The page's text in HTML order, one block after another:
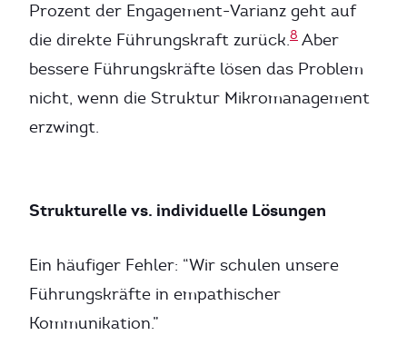
Prozent der Engagement-Varianz geht auf
die direkte Führungskraft zurück.8 Aber
bessere Führungskräfte lösen das Problem
nicht, wenn die Struktur Mikromanagement
erzwingt.
Strukturelle vs. individuelle Lösungen
Ein häufiger Fehler: “Wir schulen unsere
Führungskräfte in empathischer
Kommunikation.”